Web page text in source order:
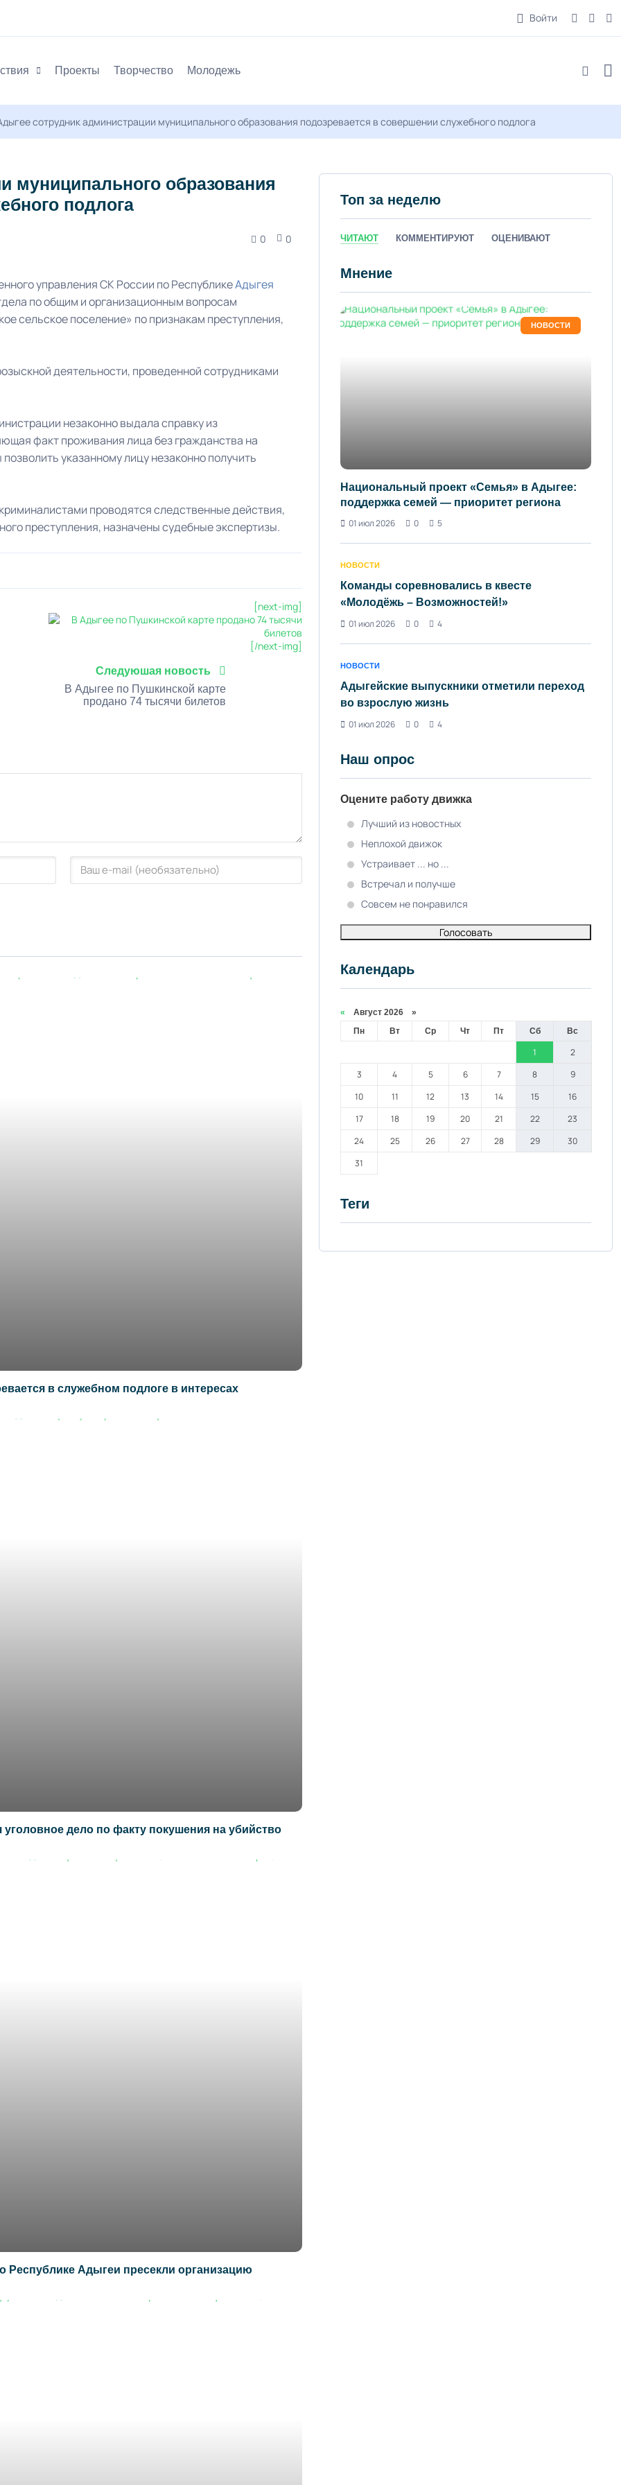
Войти
Проекты Творчество Молодежь
сотрудник администрации муниципального образования подозревается в совершении служебного подлога
муниципального образования
подлога
0 0
управления СК России по РеспубликеАдыгея
по общим и организационным вопросам
сельское поселение» по признакам преступления,
деятельности, проведенной сотрудниками
незаконно выдала справку из
факт проживания лица без гражданства на
указанному лицу незаконно получить
проводятся следственные действия,
преступления, назначены судебные экспертизы.
[next-img]
[/next-img]
Следуюшая новость
В Адыгее по Пушкинской карте
продано 74 тысячи билетов
в служебном подлоге в интересах
дело по факту покушения на убийство
Республике Адыгеи пресекли организацию
Топ за неделю
ЧИТАЮТ КОММЕНТИРУЮТ ОЦЕНИВАЮТ
Мнение
НОВОСТИ
Национальный проект «Семья» в Адыгее:
поддержка семей — приоритет региона
01 июл 2026
0 5
НОВОСТИ
Команды соревновались в квесте
«Молодёжь – Возможностей!»
01 июл 2026
0 4
НОВОСТИ
Адыгейские выпускники отметили переход
во взрослую жизнь
01 июл 2026
0 4
Наш опрос
Оцените работу движка
Лучший из новостных
Неплохой движок
Устраивает ... но ...
Встречал и получше
Совсем не понравился
Голосовать
Календарь
« Август 2026 »
Пн
Вт Ср Чт Пт Сб Вс
1
2
3
4 5 6 7 8
9
10
11 12 13 14 15
16
17
18 19 20 21 22
23
24
25 26 27 28 29
30
31
Теги